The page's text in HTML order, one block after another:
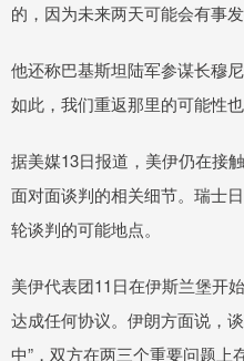
的，因为未来两天可能会有事
他还称巴基斯坦陆军参谋长穆
如此，我们重返那里的可能性也
据美媒13日报道，美伊仍在接
面对面谈判的相关细节。瑞士
轮谈判的可能地点。
美伊代表团11日在伊斯兰堡开
达成任何协议。伊朗方面说，
中”，双方在两三个重要问题上